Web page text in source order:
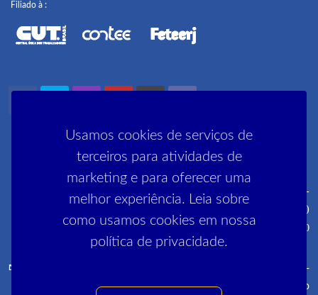
Usamos cookies de serviços de
terceiros para atividades de
marketing e para oferecer uma
melhor experiência. Leia sobre
como usamos cookies em nossa
política de privacidade.
Filiado à :
Rua Pedro Lessa, 35 2º, 3º e 5º andares - Centro - CEP: 20030-
030 (próximo ao metrô Cinelândia)
R. Manai, 180 - Campo Grande - CEP 23052-220
Sinpro-
Rio